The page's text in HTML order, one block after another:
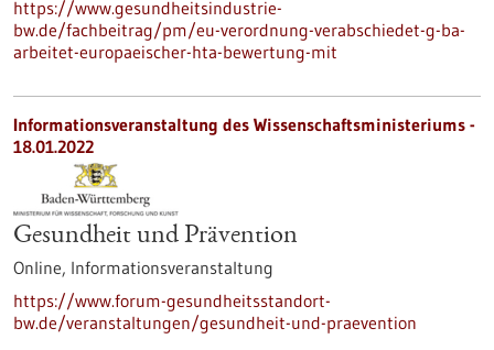
https://www.gesundheitsindustrie-
bw.de/fachbeitrag/pm/eu-verordnung-verabschiedet-g-ba-
arbeitet-europaeischer-hta-bewertung-mit
Informationsveranstaltung des Wissenschaftsministeriums -
18.01.2022
Gesundheit und Prävention
Online, Informationsveranstaltung
https://www.forum-gesundheitsstandort-
bw.de/veranstaltungen/gesundheit-und-praevention